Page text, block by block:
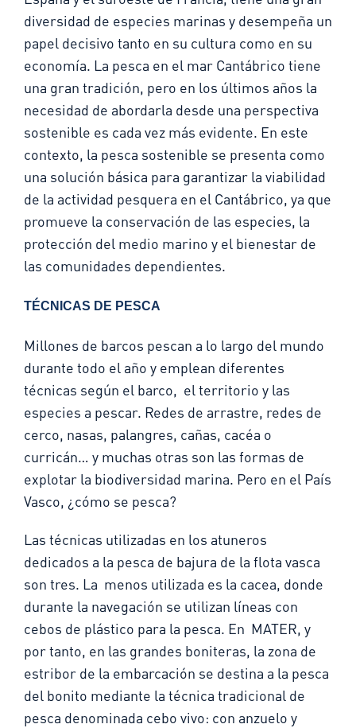
diversidad de especies marinas y desempeña un
papel decisivo tanto en su cultura como en su
economía. La pesca en el mar Cantábrico tiene
una gran tradición, pero en los últimos años la
necesidad de abordarla desde una perspectiva
sostenible es cada vez más evidente. En este
contexto, la pesca sostenible se presenta como
una solución básica para garantizar la viabilidad
de la actividad pesquera en el Cantábrico, ya que
promueve la conservación de las especies, la
protección del medio marino y el bienestar de
las comunidades dependientes.
TÉCNICAS DE PESCA
Millones de barcos pescan a lo largo del mundo
durante todo el año y emplean diferentes
técnicas según el barco, el territorio y las
especies a pescar. Redes de arrastre, redes de
cerco, nasas, palangres, cañas, cacéa o
curricán… y muchas otras son las formas de
explotar la biodiversidad marina. Pero en el País
Vasco, ¿cómo se pesca?
Las técnicas utilizadas en los atuneros
dedicados a la pesca de bajura de la flota vasca
son tres. La menos utilizada es la cacea, donde
durante la navegación se utilizan líneas con
cebos de plástico para la pesca. En MATER, y
por tanto, en las grandes boniteras, la zona de
estribor de la embarcación se destina a la pesca
del bonito mediante la técnica tradicional de
pesca denominada cebo vivo: con anzuelo y